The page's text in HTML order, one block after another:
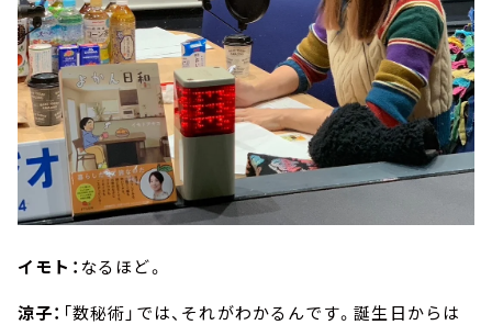
イモト： なるほど。
涼子： 「数秘術」では、それがわかるんです。誕生日からは